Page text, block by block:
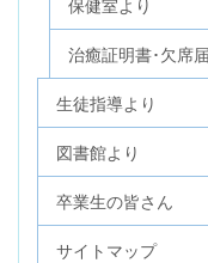
治癒証明書･欠席
生徒指導より
図書館より
卒業生の皆さん
サイトマップ